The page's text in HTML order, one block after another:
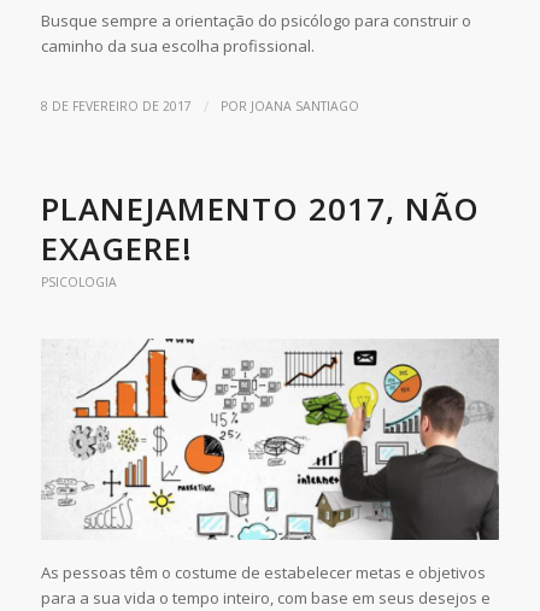
Busque sempre a orientação do psicólogo para construir o
caminho da sua escolha profissional.
8 DE FEVEREIRO DE 2017 / POR JOANA SANTIAGO
PLANEJAMENTO 2017, NÃO
EXAGERE!
PSICOLOGIA
As pessoas têm o costume de estabelecer metas e objetivos
para a sua vida o tempo inteiro, com base em seus desejos e